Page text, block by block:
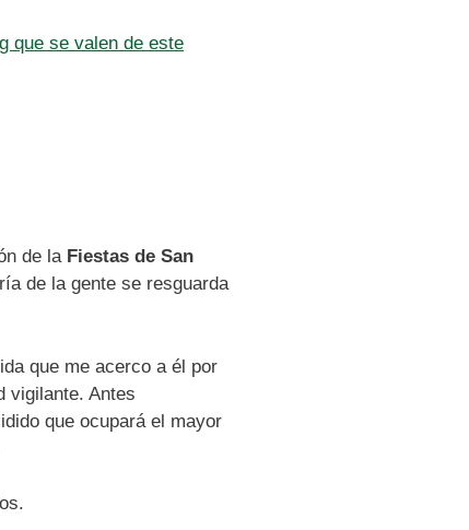
que se valen de este
de la Fiestas de San
de la gente se resguarda
que me acerco a él por
vigilante. Antes
que ocupará el mayor